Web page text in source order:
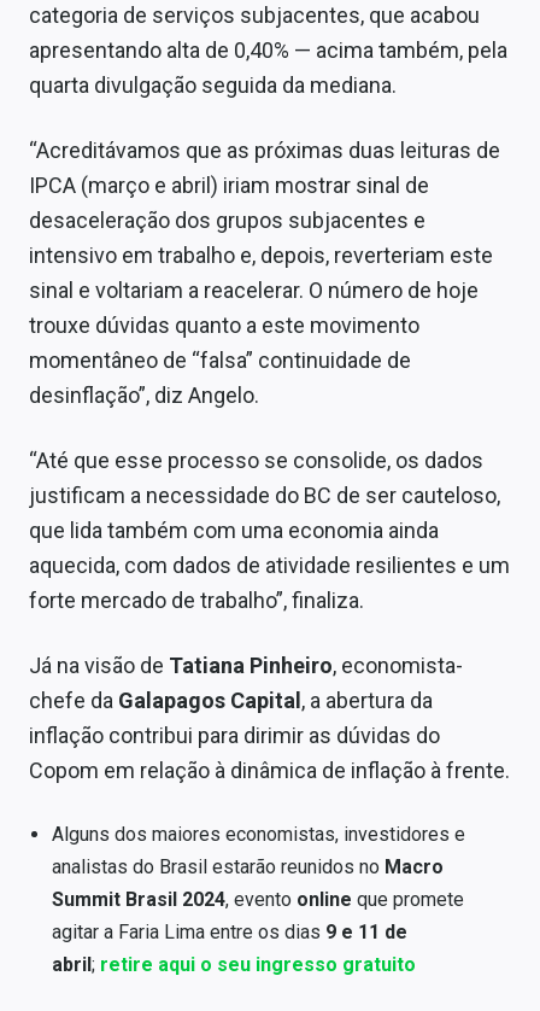
categoria de serviços subjacentes, que acabou
apresentando alta de 0,40% — acima também, pela
quarta divulgação seguida da mediana.
“Acreditávamos que as próximas duas leituras de
IPCA (março e abril) iriam mostrar sinal de
desaceleração dos grupos subjacentes e
intensivo em trabalho e, depois, reverteriam este
sinal e voltariam a reacelerar. O número de hoje
trouxe dúvidas quanto a este movimento
momentâneo de “falsa” continuidade de
desinflação”, diz Angelo.
“Até que esse processo se consolide, os dados
justificam a necessidade do BC de ser cauteloso,
que lida também com uma economia ainda
aquecida, com dados de atividade resilientes e um
forte mercado de trabalho”, finaliza.
Já na visão de Tatiana Pinheiro, economista-
chefe da Galapagos Capital, a abertura da
inflação contribui para dirimir as dúvidas do
Copom em relação à dinâmica de inflação à frente.
Alguns dos maiores economistas, investidores e
analistas do Brasil estarão reunidos no Macro
Summit Brasil 2024, evento online que promete
agitar a Faria Lima entre os dias 9 e 11 de
abril; retire aqui o seu ingresso gratuito